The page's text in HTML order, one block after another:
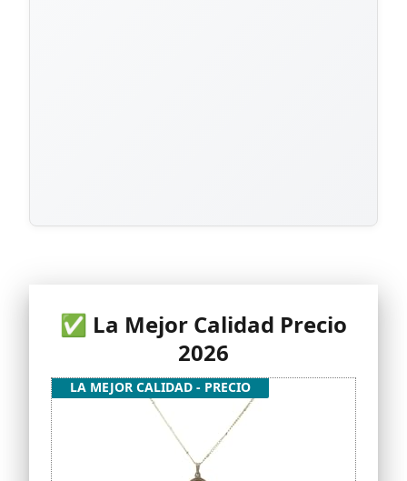
✅ La Mejor Calidad Precio
2026
LA MEJOR CALIDAD - PRECIO